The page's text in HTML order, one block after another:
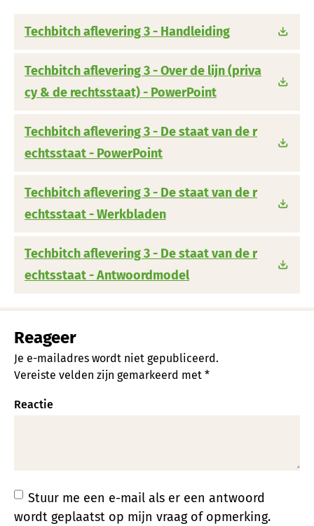
Techbitch aflevering 3 - Handleiding
Techbitch aflevering 3 - Over de lijn (priva
cy & de rechtsstaat) - PowerPoint
Techbitch aflevering 3 - De staat van de r
echtsstaat - PowerPoint
Techbitch aflevering 3 - De staat van de r
echtsstaat - Werkbladen
Techbitch aflevering 3 - De staat van de r
echtsstaat - Antwoordmodel
Reageer
Je e-mailadres wordt niet gepubliceerd.
Vereiste velden zijn gemarkeerd met *
Reactie
Stuur me een e-mail als er een antwoord
wordt geplaatst op mijn vraag of opmerking.